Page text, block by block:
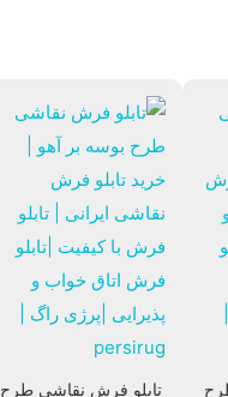
تابلو فرش نقاشی طرح